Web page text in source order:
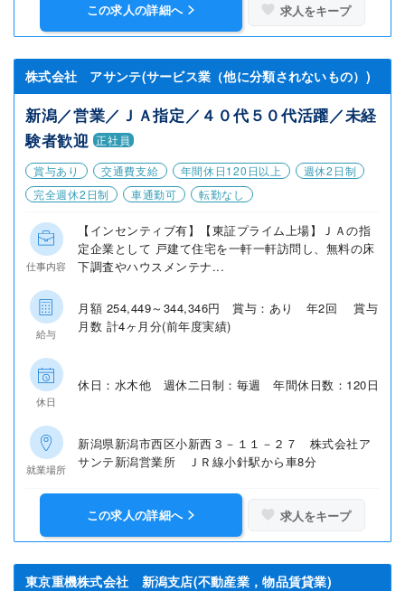
この求人の詳細へ 求人をキープ
株式会社 アサンテ(サービス業（他に分類されないもの）)
新潟／営業／ＪＡ指定／４０代５０代活躍／未経
験者歓迎 正社員
賞与あり
交通費支給 年間休日120日以上
週休2日制
完全週休2日制
車通勤可 転勤なし
仕事内容
【インセンティブ有】【東証プライム上場】ＪＡの指
定企業として 戸建て住宅を一軒一軒訪問し、無料の床
下調査やハウスメンテナ...
給与
月額 254,449～344,346円 賞与：あり 年2回 賞与
月数 計4ヶ月分(前年度実績)
休日
休日：水木他 週休二日制：毎週 年間休日数：120日
就業場所
新潟県新潟市西区小新西３－１１－２７ 株式会社ア
サンテ新潟営業所 ＪＲ線小針駅から車8分
この求人の詳細へ 求人をキープ
東京重機株式会社 新潟支店(不動産業，物品賃貸業)